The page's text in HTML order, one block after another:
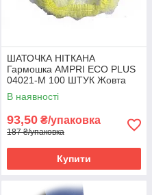
ШАТОЧКА НІТКАНА
Гармошка AMPRI ECO PLUS
04021-М 100 ШТУК Жовта
В наявності
93,50 ₴/упаковка
187 ₴/упаковка
Купити